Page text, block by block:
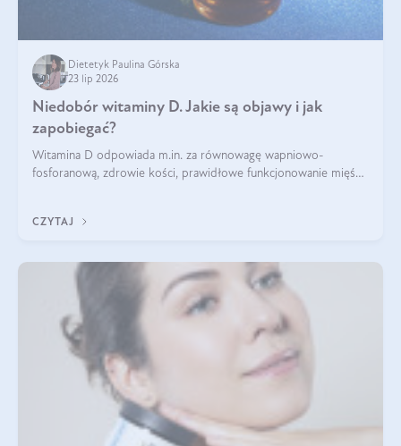
Dietetyk Paulina Górska
23 lip 2026
Niedobór witaminy D. Jakie są objawy i jak
zapobiegać?
Witamina D odpowiada m.in. za równowagę wapniowo-
fosforanową, zdrowie kości, prawidłowe funkcjonowanie mięśni
problemem.
CZYTAJ